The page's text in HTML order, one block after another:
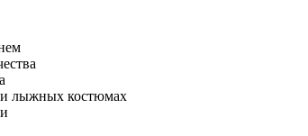
и лыжных костюмах